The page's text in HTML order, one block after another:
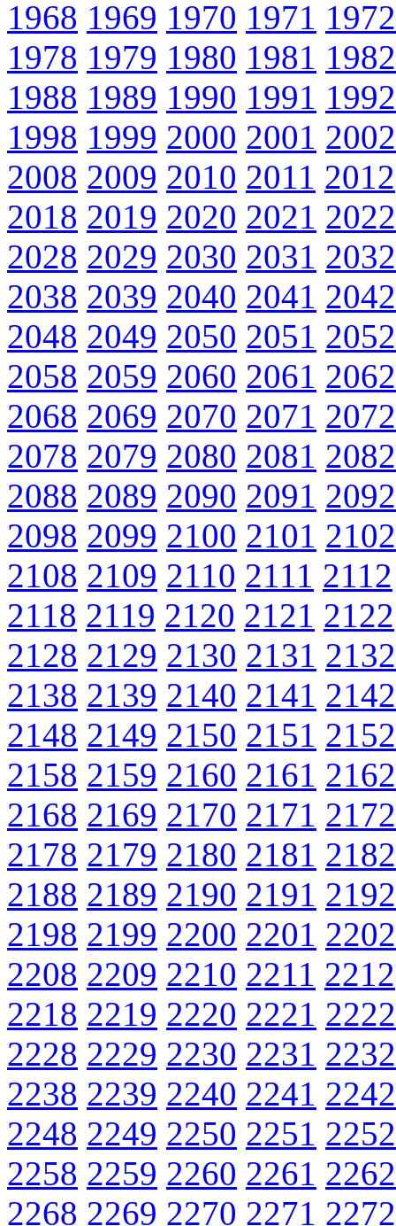
1968 1969 1970 1971 1972
1978 1979 1980 1981 1982
1988 1989 1990 1991 1992
1998 1999 2000 2001 2002
2008 2009 2010 2011 2012
2018 2019 2020 2021 2022
2028 2029 2030 2031 2032
2038 2039 2040 2041 2042
2048 2049 2050 2051 2052
2058 2059 2060 2061 2062
2068 2069 2070 2071 2072
2078 2079 2080 2081 2082
2088 2089 2090 2091 2092
2098 2099 2100 2101 2102
2108 2109 2110 2111 2112
2118 2119 2120 2121 2122
2128 2129 2130 2131 2132
2138 2139 2140 2141 2142
2148 2149 2150 2151 2152
2158 2159 2160 2161 2162
2168 2169 2170 2171 2172
2178 2179 2180 2181 2182
2188 2189 2190 2191 2192
2198 2199 2200 2201 2202
2208 2209 2210 2211 2212
2218 2219 2220 2221 2222
2228 2229 2230 2231 2232
2238 2239 2240 2241 2242
2248 2249 2250 2251 2252
2258 2259 2260 2261 2262
2268 2269 2270 2271 2272